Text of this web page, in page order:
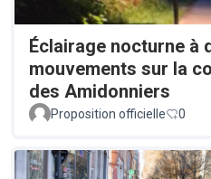
Éclairage nocturne à
mouvements sur la
des Amidonniers
Proposition officielle 0